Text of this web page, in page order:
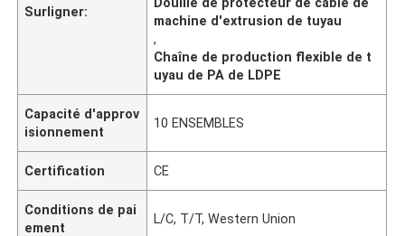
Surligner:
machine d'extrusion de tuyau
,
Chaîne de production flexible de t
uyau de PA de LDPE
Capacité d'approv
isionnement
10 ENSEMBLES
Certification CE
Conditions de pai
ement
L/C, T/T, Western Union